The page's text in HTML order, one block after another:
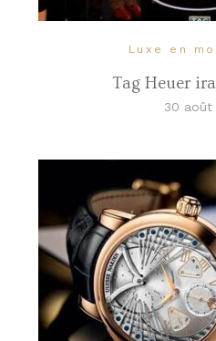
Luxe en
Tag Heuer
30 août